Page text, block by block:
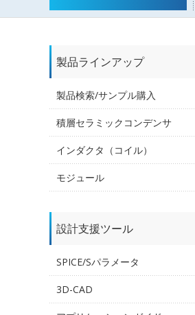
製品ラインアップ
製品検索/サンプル購入
積層セラミックコンデンサ
インダクタ（コイル）
モジュール
設計支援ツール
SPICE/Sパラメータ
3D-CAD